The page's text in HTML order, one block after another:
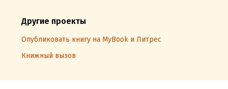
Другие проекты
Опубликовать книгу на MyBook и Литрес
Книжный вызов